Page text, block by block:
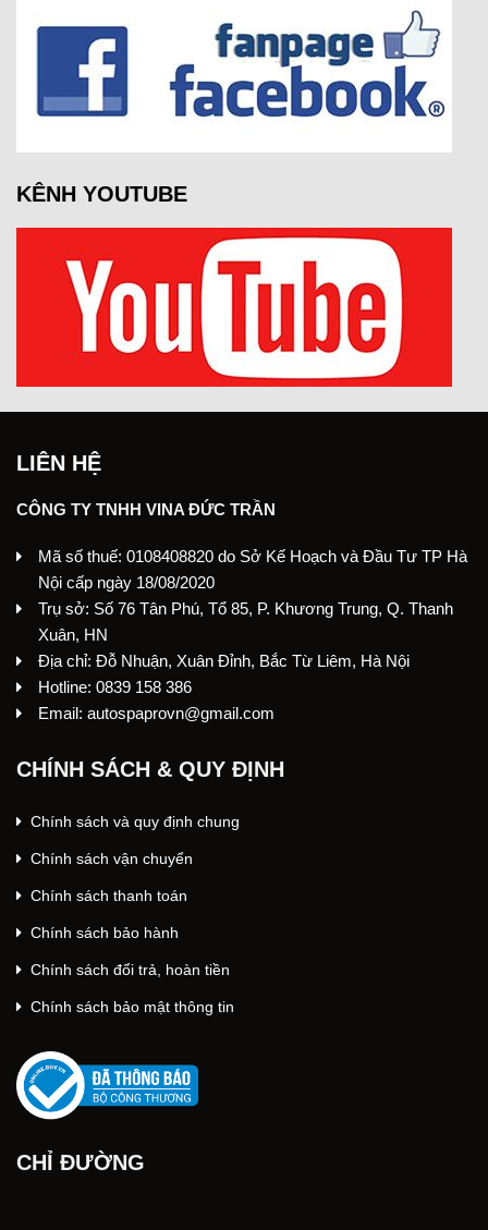
KÊNH YOUTUBE
LIÊN HỆ
CÔNG TY TNHH VINA ĐỨC TRẦN
Mã số thuế: 0108408820 do Sở Kế Hoạch và Đầu Tư TP Hà
Nội cấp ngày 18/08/2020
Trụ sở: Số 76 Tân Phú, Tổ 85, P. Khương Trung, Q. Thanh
Xuân, HN
Địa chỉ: Đỗ Nhuận, Xuân Đỉnh, Bắc Từ Liêm, Hà Nội
Hotline: 0839 158 386
Email: autospaprovn@gmail.com
CHÍNH SÁCH & QUY ĐỊNH
Chính sách và quy định chung
Chính sách vận chuyển
Chính sách thanh toán
Chính sách bảo hành
Chính sách đổi trả, hoàn tiền
Chính sách bảo mật thông tin
CHỈ ĐƯỜNG